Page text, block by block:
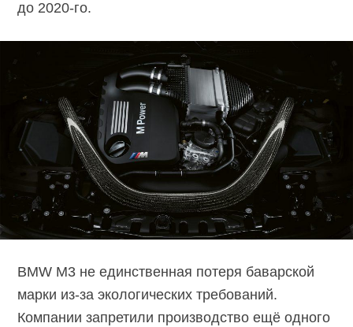
до 2020-го.
BMW M3 не единственная потеря баварской
марки из-за экологических требований.
Компании запретили производство ещё одного